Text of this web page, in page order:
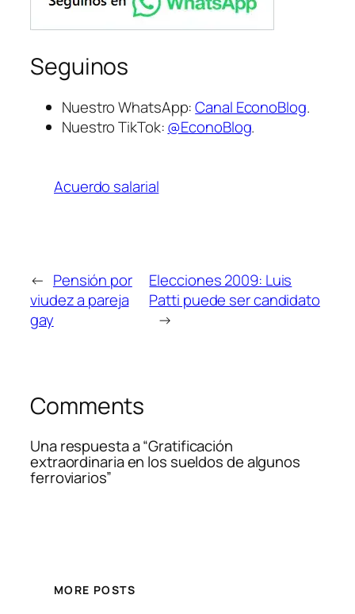
Seguinos
Nuestro WhatsApp:Canal EconoBlog.
Nuestro TikTok:@EconoBlog.
Acuerdo salarial
← Pensión por
viudez a pareja
gay
Elecciones 2009: Luis
Patti puede ser candidato
→
Comments
Una respuesta a “Gratificación
extraordinaria en los sueldos de algunos
ferroviarios”
MORE POSTS